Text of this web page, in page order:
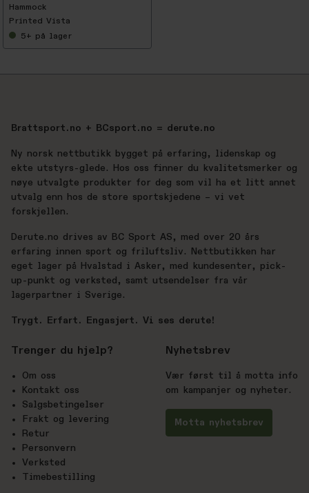
Hammock
Printed Vista
5+ på lager
Brattsport.no + BCsport.no = derute.no
Ny norsk nettbutikk bygget på erfaring, lidenskap og
ekte utstyrs-glede. Hos oss finner du kvalitetsmerker og
nøye utvalgte produkter for deg som vil ha et litt annet
utvalg enn hos de store sportskjedene – vi vet
forskjellen.
Derute.no drives av BC Sport AS, med over 20 års
erfaring innen sport og friluftsliv. Nettbutikken har
eget lager på Hvalstad i Asker, med kundesenter, pick-
up-punkt og verksted, samt utsendelser fra vår
lagerpartner i Sverige.
Trygt. Erfart. Engasjert. Vi ses derute!
Trenger du hjelp?
Om oss
Kontakt oss
Salgsbetingelser
Frakt og levering
Retur
Personvern
Verksted
Timebestilling
Nyhetsbrev
Vær først til å motta info
om kampanjer og nyheter.
Motta nyhetsbrev